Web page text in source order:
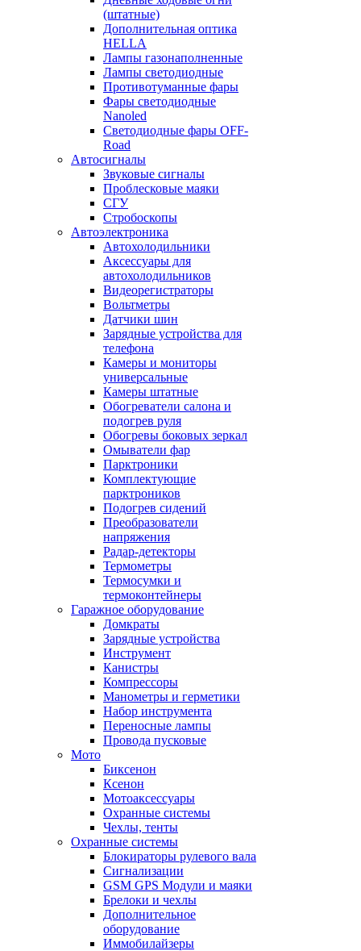
(штатные)
Дополнительная оптика
HELLA
Лампы газонаполненные
Лампы светодиодные
Противотуманные фары
Фары светодиодные
Nanoled
Светодиодные фары OFF-
Road
Автосигналы
Звуковые сигналы
Проблесковые маяки
СГУ
Стробоскопы
Автоэлектроника
Автохолодильники
Аксессуары для
автохолодильников
Видеорегистраторы
Вольтметры
Датчики шин
Зарядные устройства для
телефона
Камеры и мониторы
универсальные
Камеры штатные
Обогреватели салона и
подогрев руля
Обогревы боковых зеркал
Омыватели фар
Парктроники
Комплектующие
парктроников
Подогрев сидений
Преобразователи
напряжения
Радар-детекторы
Термометры
Термосумки и
термоконтейнеры
Гаражное оборудование
Домкраты
Зарядные устройства
Инструмент
Канистры
Компрессоры
Манометры и герметики
Набор инструмента
Переносные лампы
Провода пусковые
Мото
Биксенон
Ксенон
Мотоаксессуары
Охранные системы
Чехлы, тенты
Охранные системы
Блокираторы рулевого вала
Сигнализации
GSM GPS Модули и маяки
Брелоки и чехлы
Дополнительное
оборудование
Иммобилайзеры